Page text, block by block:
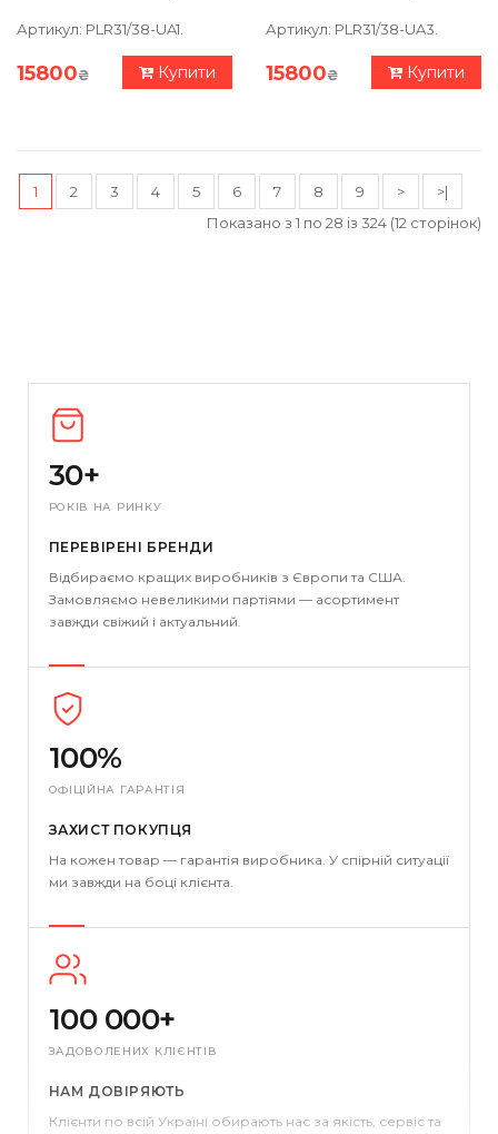
Артикул: PLR31/38-UA1.
15800₴ Купити
Артикул: PLR31/38-UA3.
15800₴ Купити
1 2 3 4 5 6 7 8 9 >
>|
Показано з 1 по 28 із 324 (12 сторінок)
30+
РОКІВ НА РИНКУ
ПЕРЕВІРЕНІ БРЕНДИ
Відбираємо кращих виробників з Європи та США.
Замовляємо невеликими партіями — асортимент
завжди свіжий і актуальний.
100%
ОФІЦІЙНА ГАРАНТІЯ
ЗАХИСТ ПОКУПЦЯ
На кожен товар — гарантія виробника. У спірній ситуації
ми завжди на боці клієнта.
100 000+
ЗАДОВОЛЕНИХ КЛІЄНТІВ
НАМ ДОВІРЯЮТЬ
Клієнти по всій Україні обирають нас за якість, сервіс та